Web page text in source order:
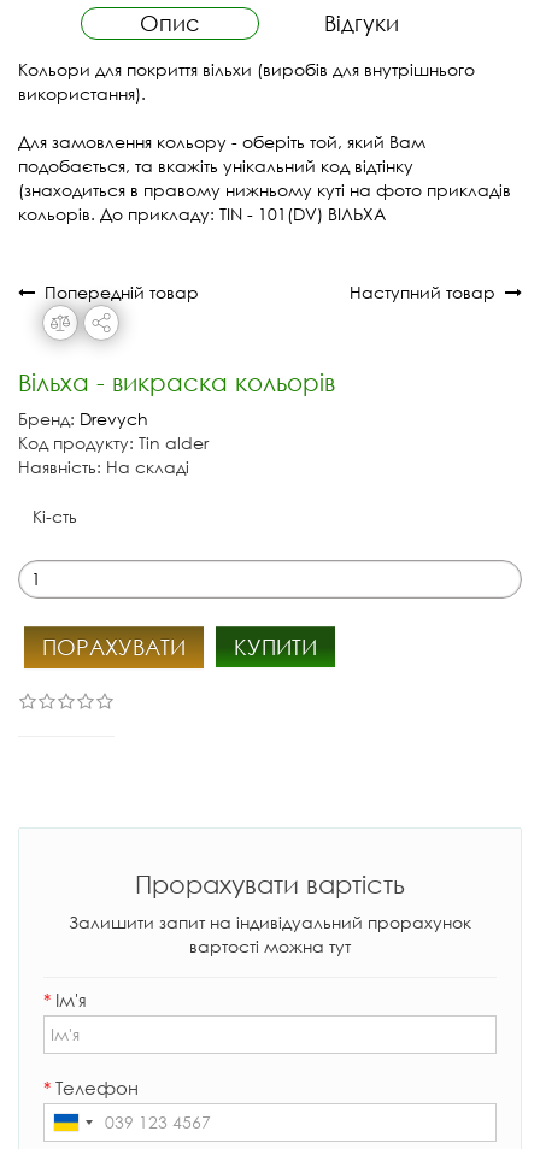
Опис Відгуки
Кольори для покриття вільхи (виробів для внутрішнього
використання).
Для замовлення кольору - оберіть той, який Вам
подобається, та вкажіть унікальний код відтінку
(знаходиться в правому нижньому куті на фото прикладів
кольорів. До прикладу: TIN - 101(DV) ВІЛЬХА
Попередній товар Наступний товар
Вільха - викраска кольорів
Бренд: Drevych
Код продукту: Tin alder
Наявність: На складі
Кі-сть
ПОРАХУВАТИ КУПИТИ
Прорахувати вартість
Залишити запит на індивідуальний прорахунок
вартості можна тут
* Ім'я
* Телефон